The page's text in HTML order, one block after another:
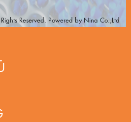
Reserved. Powered by Nina Co.,Ltd